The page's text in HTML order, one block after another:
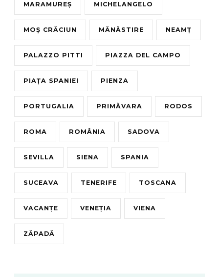
MARAMUREȘ MICHELANGELO
MOȘ CRĂCIUN MĂNĂSTIRE NEAMȚ
PALAZZO PITTI PIAZZA DEL CAMPO
PIAȚA SPANIEI PIENZA
PORTUGALIA PRIMĂVARA RODOS
ROMA ROMÂNIA SADOVA
SEVILLA SIENA SPANIA
SUCEAVA TENERIFE TOSCANA
VACANȚE VENEȚIA VIENA
ZĂPADĂ